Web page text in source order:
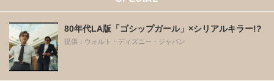
80年代LA版「ゴシップガール」×シリアルキラー!?
提供：ウォルト・ディズニー・ジャパン